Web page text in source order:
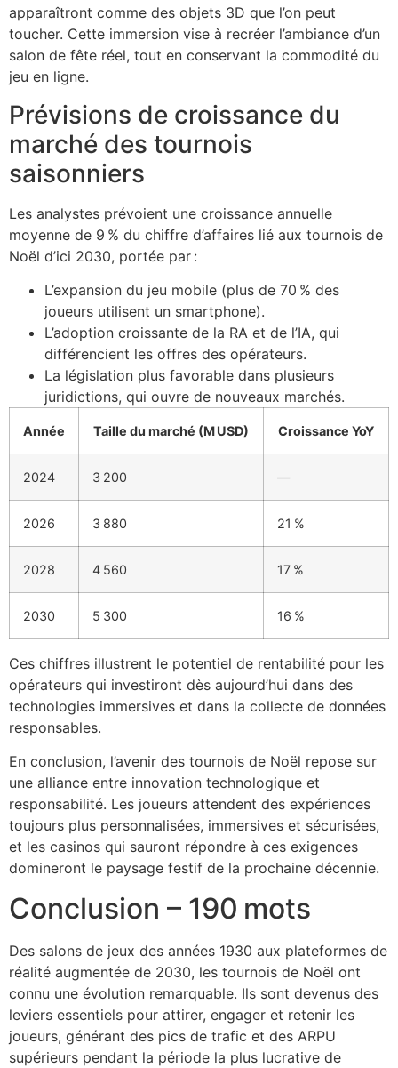
apparaîtront comme des objets 3D que l’on peut
toucher. Cette immersion vise à recréer l’ambiance d’un
salon de fête réel, tout en conservant la commodité du
jeu en ligne.
Prévisions de croissance du
marché des tournois
saisonniers
Les analystes prévoient une croissance annuelle
moyenne de 9 % du chiffre d’affaires lié aux tournois de
Noël d’ici 2030, portée par :
L’expansion du jeu mobile (plus de 70 % des
joueurs utilisent un smartphone).
L’adoption croissante de la RA et de l’IA, qui
différencient les offres des opérateurs.
La législation plus favorable dans plusieurs
juridictions, qui ouvre de nouveaux marchés.
Année Taille du marché (M USD) Croissance YoY
2024 3 200 —
2026 3 880 21 %
2028 4 560 17 %
2030 5 300 16 %
Ces chiffres illustrent le potentiel de rentabilité pour les
opérateurs qui investiront dès aujourd’hui dans des
technologies immersives et dans la collecte de données
responsables.
En conclusion, l’avenir des tournois de Noël repose sur
une alliance entre innovation technologique et
responsabilité. Les joueurs attendent des expériences
toujours plus personnalisées, immersives et sécurisées,
et les casinos qui sauront répondre à ces exigences
domineront le paysage festif de la prochaine décennie.
Conclusion – 190 mots
Des salons de jeux des années 1930 aux plateformes de
réalité augmentée de 2030, les tournois de Noël ont
connu une évolution remarquable. Ils sont devenus des
leviers essentiels pour attirer, engager et retenir les
joueurs, générant des pics de trafic et des ARPU
supérieurs pendant la période la plus lucrative de